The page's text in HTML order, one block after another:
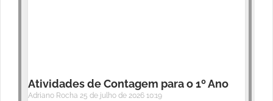
Atividades de Contagem para o 1º Ano
Adriano Rocha 25 de julho de 2026 10:19